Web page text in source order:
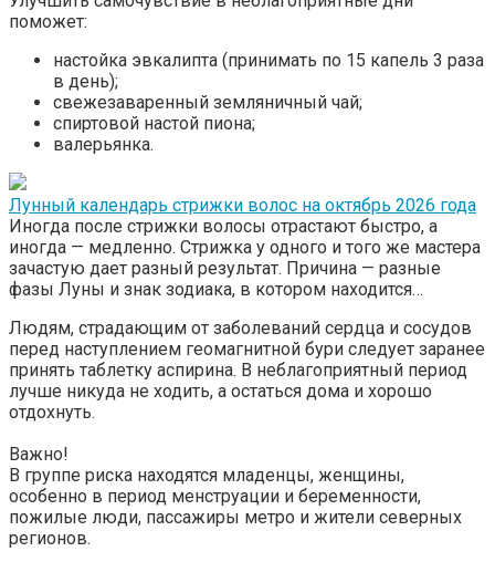
поможет:
настойка эвкалипта (принимать по 15 капель 3 раза
в день);
свежезаваренный земляничный чай;
спиртовой настой пиона;
валерьянка.
Лунный календарь стрижки волос на октябрь 2026 года
Иногда после стрижки волосы отрастают быстро, а
иногда — медленно. Стрижка у одного и того же мастера
зачастую дает разный результат. Причина — разные
фазы Луны и знак зодиака, в котором находится…
Людям, страдающим от заболеваний сердца и сосудов
перед наступлением геомагнитной бури следует заранее
принять таблетку аспирина. В неблагоприятный период
лучше никуда не ходить, а остаться дома и хорошо
отдохнуть.
Важно!
В группе риска находятся младенцы, женщины,
особенно в период менструации и беременности,
пожилые люди, пассажиры метро и жители северных
регионов.